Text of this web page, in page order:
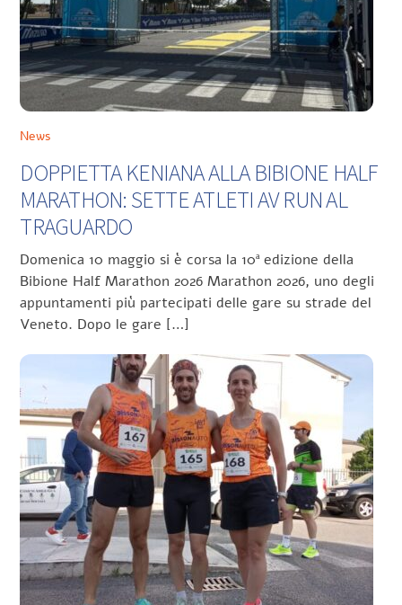
News
DOPPIETTA KENIANA ALLA BIBIONE HALF
MARATHON: SETTE ATLETI AV RUN AL
TRAGUARDO
Domenica 10 maggio si è corsa la 10ª edizione della
Bibione Half Marathon 2026 Marathon 2026, uno degli
appuntamenti più partecipati delle gare su strade del
Veneto. Dopo le gare […]